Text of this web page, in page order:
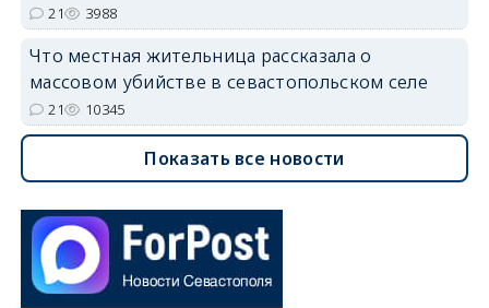
21 3988
Что местная жительница рассказала о
массовом убийстве в севастопольском селе
21 10345
Показать все новости